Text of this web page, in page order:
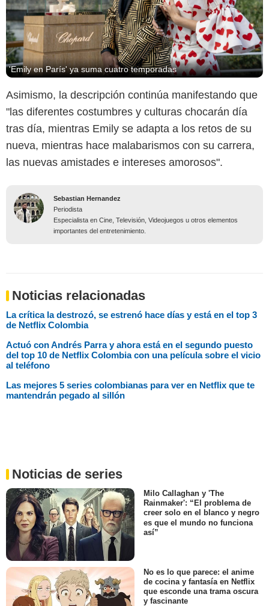
'Emily en París' ya suma cuatro temporadas
Asimismo, la descripción continúa manifestando que
"las diferentes costumbres y culturas chocarán día
tras día, mientras Emily se adapta a los retos de su
nueva, mientras hace malabarismos con su carrera,
las nuevas amistades e intereses amorosos".
Sebastian Hernandez
Periodista
Especialista en Cine, Televisión, Videojuegos u otros elementos
importantes del entretenimiento.
Noticias relacionadas
La crítica la destrozó, se estrenó hace días y está en el top 3
de Netflix Colombia
Actuó con Andrés Parra y ahora está en el segundo puesto
del top 10 de Netflix Colombia con una película sobre el vicio
al teléfono
Las mejores 5 series colombianas para ver en Netflix que te
mantendrán pegado al sillón
Noticias de series
Milo Callaghan y 'The
Rainmaker': “El problema de
creer solo en el blanco y negro
es que el mundo no funciona
así”
No es lo que parece: el anime
de cocina y fantasía en Netflix
que esconde una trama oscura
y fascinante